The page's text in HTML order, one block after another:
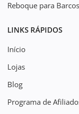
Reboque para
LINKS RÁPIDOS
Início
Lojas
Blog
Programa de